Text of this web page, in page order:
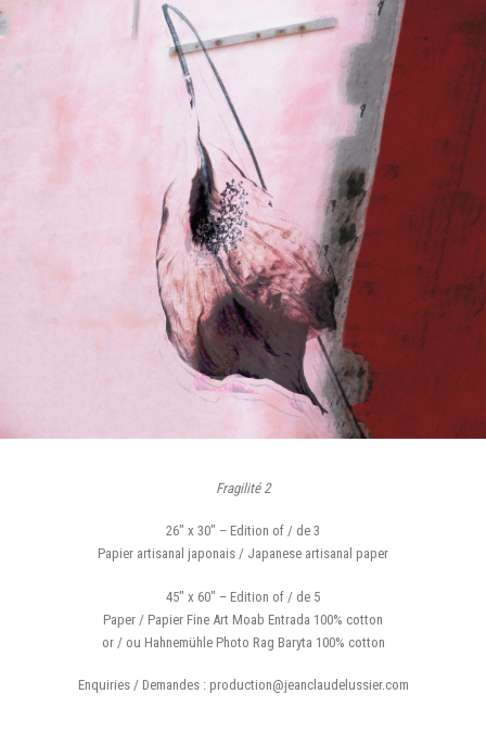
Fragilité 2
26″ x 30″ – Edition of / de 3
Papier artisanal japonais / Japanese artisanal paper
45″ x 60″ – Edition of / de 5
Paper / Papier Fine Art Moab Entrada 100% cotton
or / ou Hahnemühle Photo Rag Baryta 100% cotton
Enquiries / Demandes : production@jeanclaudelussier.com